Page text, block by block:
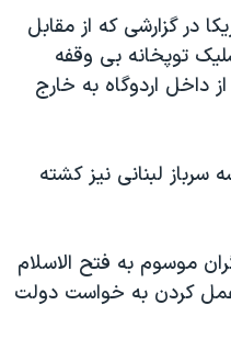
در گزارشی که از مقابل
توپخانه بی وقفه
داخل اردوگاه به خارج
سرباز لبنانی نيز کشته
موسوم به فتح الاسلام
عمل کردن به خواست دولت